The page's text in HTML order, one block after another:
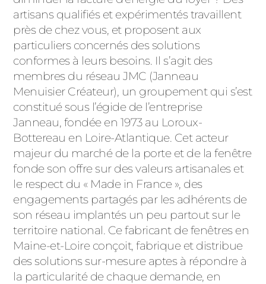
artisans qualifiés et expérimentés travaillent
près de chez vous, et proposent aux
particuliers concernés des solutions
conformes à leurs besoins. Il s’agit des
membres du réseau JMC (Janneau
Menuisier Créateur), un groupement qui s’est
constitué sous l’égide de l’entreprise
Janneau, fondée en 1973 au Loroux-
Bottereau en Loire-Atlantique. Cet acteur
majeur du marché de la porte et de la fenêtre
fonde son offre sur des valeurs artisanales et
le respect du « Made in France », des
engagements partagés par les adhérents de
son réseau implantés un peu partout sur le
territoire national. Ce fabricant de fenêtres en
Maine-et-Loire conçoit, fabrique et distribue
des solutions sur-mesure aptes à répondre à
la particularité de chaque demande, en
ACIER